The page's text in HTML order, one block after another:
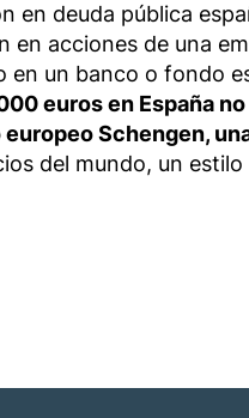
en deuda pública
en acciones de una
en un banco o fondo
euros en España
Schengen,
del mundo, un